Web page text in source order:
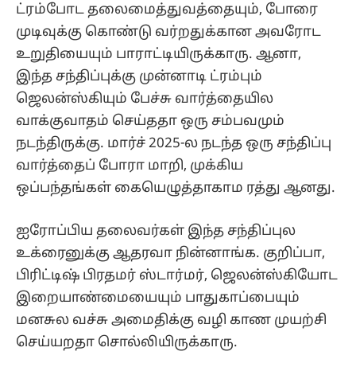
ட்ரம்போட தலைமைத்துவத்தையும், போரை
முடிவுக்கு கொண்டு வர்றதுக்கான அவரோட
உறுதியையும் பாராட்டியிருக்காரு. ஆனா,
இந்த சந்திப்புக்கு முன்னாடி ட்ரம்பும்
ஜெலன்ஸ்கியும் பேச்சு வார்த்தையில
வாக்குவாதம் செய்ததா ஒரு சம்பவமும்
நடந்திருக்கு. மார்ச் 2025-ல நடந்த ஒரு சந்திப்பு
வார்த்தைப் போரா மாறி, முக்கிய
ஒப்பந்தங்கள் கையெழுத்தாகாம ரத்து ஆனது.
ஐரோப்பிய தலைவர்கள் இந்த சந்திப்புல
உக்ரைனுக்கு ஆதரவா நின்னாங்க. குறிப்பா,
பிரிட்டிஷ் பிரதமர் ஸ்டார்மர், ஜெலன்ஸ்கியோட
இறையாண்மையையும் பாதுகாப்பையும்
மனசுல வச்சு அமைதிக்கு வழி காண முயற்சி
செய்யறதா சொல்லியிருக்காரு.